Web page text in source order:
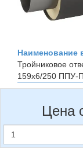
Наименование
Тройниковое
159х6/250 ППУ-
Цена